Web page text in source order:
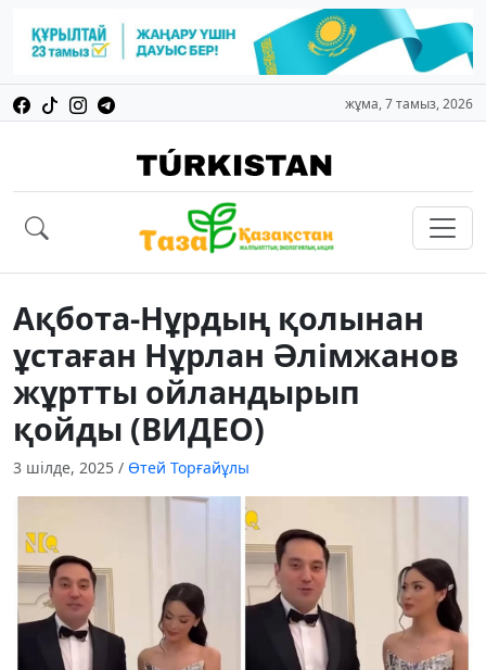
жұма, 7 тамыз, 2026
Ақбота-Нұрдың қолынан
ұстаған Нұрлан Әлімжанов
жұртты ойландырып
қойды (ВИДЕО)
3 шілде, 2025 / Өтей Торғайұлы